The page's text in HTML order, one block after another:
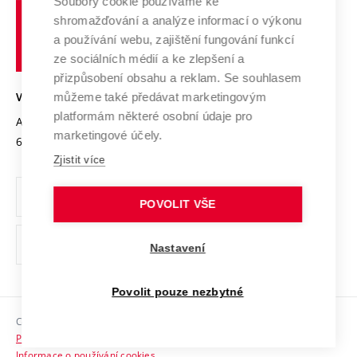
Výzkumné infrastruktury
Transfer znalostí
Open Science
Projekty
Projekty ze strukturálních fondů
Specifický výzkum
Služby univerzity
Mezinárodní dohody
Univerzitní sítě
Udržitelná univerzita
Podnikavá univerzita / ContriBUTe
Bezpečná univerzita
Vyznamenání
Organizační struktura
Ochrana osobních údajů
odkaz)
Sociální bezpečí
HR Award
učení
technické
VYSOKÉ UČENÍ TECHNICKÉ V BRNĚ
Antonínská 548/1
602 00 Brno
www.vut.cz
vut@vutbr.cz
Copyright © 2026 VUT
Prohlášení o přístupnosti
shromažďování a analýze informací o výkonu
a používání webu, zajištění fungování funkcí
ze sociálních médií a ke zlepšení a
přizpůsobení obsahu a reklam. Se souhlasem
můžeme také předávat marketingovým
platformám některé osobní údaje pro
marketingové účely.
Zjistit více
POVOLIT VŠE
Nastavení
Povolit pouze nezbytné